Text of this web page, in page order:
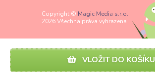
VLOŽIT DO KOŠÍKU
Copyright © Magic Media s.r.o.
2026 Všechna práva vyhrazena